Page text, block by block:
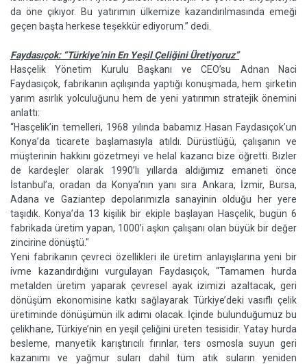
da öne çıkıyor. Bu yatırımın ülkemize kazandırılmasında emeği
geçen başta herkese teşekkür ediyorum.” dedi.
Faydasıçok: “Türkiye’nin En Yeşil Çeliğini Üretiyoruz”
Hasçelik Yönetim Kurulu Başkanı ve CEO’su Adnan Naci
Faydasıçok, fabrikanın açılışında yaptığı konuşmada, hem şirketin
yarım asırlık yolculuğunu hem de yeni yatırımın stratejik önemini
anlattı:
“Hasçelik’in temelleri, 1968 yılında babamız Hasan Faydasıçok’un
Konya’da ticarete başlamasıyla atıldı. Dürüstlüğü, çalışanın ve
müşterinin hakkını gözetmeyi ve helal kazancı bize öğretti. Bizler
de kardeşler olarak 1990’lı yıllarda aldığımız emaneti önce
İstanbul’a, oradan da Konya’nın yanı sıra Ankara, İzmir, Bursa,
Adana ve Gaziantep depolarımızla sanayinin olduğu her yere
taşıdık. Konya’da 13 kişilik bir ekiple başlayan Hasçelik, bugün 6
fabrikada üretim yapan, 1000’i aşkın çalışanı olan büyük bir değer
zincirine dönüştü."
Yeni fabrikanın çevreci özellikleri ile üretim anlayışlarına yeni bir
ivme kazandırdığını vurgulayan Faydasıçok, “Tamamen hurda
metalden üretim yaparak çevresel ayak izimizi azaltacak, geri
dönüşüm ekonomisine katkı sağlayarak Türkiye’deki vasıflı çelik
üretiminde dönüşümün ilk adımı olacak. İçinde bulunduğumuz bu
çelikhane, Türkiye’nin en yeşil çeliğini üreten tesisidir. Yatay hurda
besleme, manyetik karıştırıcılı fırınlar, ters osmosla suyun geri
kazanımı ve yağmur suları dahil tüm atık suların yeniden